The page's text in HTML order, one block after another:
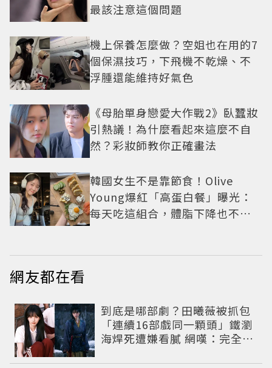
最該注意這個問題
機上保養怎麼做？空姐也在用的7
個保濕技巧，下飛機不乾燥、不
浮腫還能維持好氣色
《母胎單身戀愛大作戰2》臥蠶妝
引熱議！為什麼看起來這麼不自
然？彩妝師教你正確畫法
韓國女生不是靠節食！Olive
Young爆紅「高蛋白餐」曝光：
每天吃這組合，體脂下降也不怕
網友都在看
到底是哪部劇？田曦薇被抓包
「連續16部戲同一顆頭」鐵瀏
海焊死遭嫌看膩 網嘆：完全分